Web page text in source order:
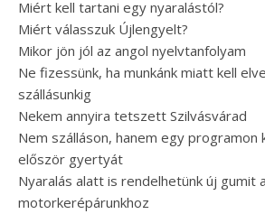
Miért kell tartani egy nyaralástól?
Miért válasszuk Újlengyelt?
Mikor jön jól az angol nyelvtanfolyam
Ne fizessünk, ha munkánk miatt kell
szállásunkig
Nekem annyira tetszett Szilvásvárad
Nem szálláson, hanem egy
először gyertyát
Nyaralás alatt is rendelhetünk új gumit a
motorkerépárunkhoz